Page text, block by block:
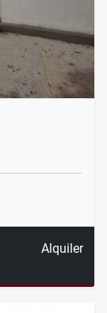
Alquiler